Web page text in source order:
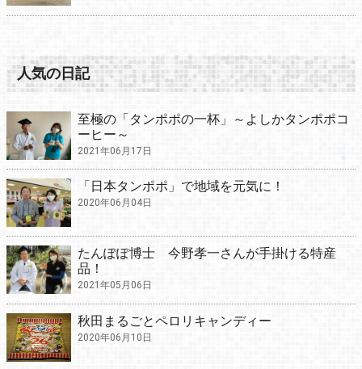
人気の日記
至極の「タンポポの一杯」～よしかタンポポコ
ーヒー～
2021年06月17日
「日本タンポポ」で地域を元気に！
2020年06月04日
たんぽぽ博士 今野孝一さんが手掛ける特産
品！
2021年05月06日
秋田まるごとペロリキャンディー
2020年06月10日